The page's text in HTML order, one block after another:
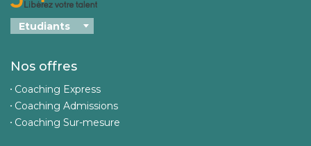
Nos offres
Coaching Express
Coaching Admissions
Coaching Sur-mesure